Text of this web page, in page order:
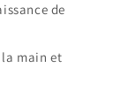
de
la main et